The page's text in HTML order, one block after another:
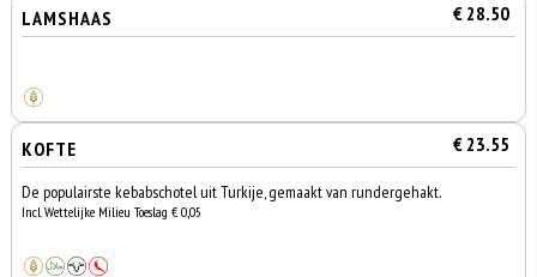
LAMSHAAS € 28.50
KOFTE € 23.55
De populairste kebabschotel uit Turkije, gemaakt van rundergehakt.
Incl. Wettelijke Milieu Toeslag € 0,05